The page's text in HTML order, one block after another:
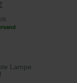
Lampe